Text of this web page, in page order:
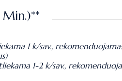
1 k/sav.,
1-2 k/sav.,